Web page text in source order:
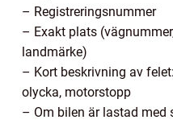
– Registreringsnummer
– Exakt plats
landmärke)
– Kort beskrivning av
olycka, motorstopp
– Om bilen är lastad med